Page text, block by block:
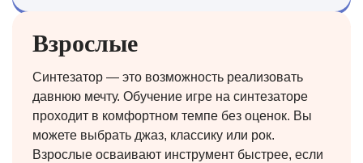
Взрослые
Синтезатор — это возможность реализовать
давнюю мечту. Обучение игре на синтезаторе
проходит в комфортном темпе без оценок. Вы
можете выбрать джаз, классику или рок.
Взрослые осваивают инструмент быстрее, если